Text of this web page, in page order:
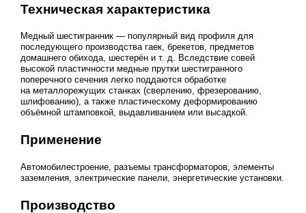
Техническая характеристика
Медный шестигранник — популярный вид профиля для
последующего производства гаек, брекетов, предметов
домашнего обихода, шестерён и т. д. Вследствие совей
высокой пластичности медные прутки шестигранного
поперечного сечения легко поддаются обработке
на металлорежущих станках (сверлению, фрезерованию,
шлифованию), а также пластическому деформированию
объёмной штамповкой, выдавливанием или высадкой.
Применение
Автомобилестроение, разъемы трансформаторов, элементы
заземления, электрические панели, энергетические установки.
Производство